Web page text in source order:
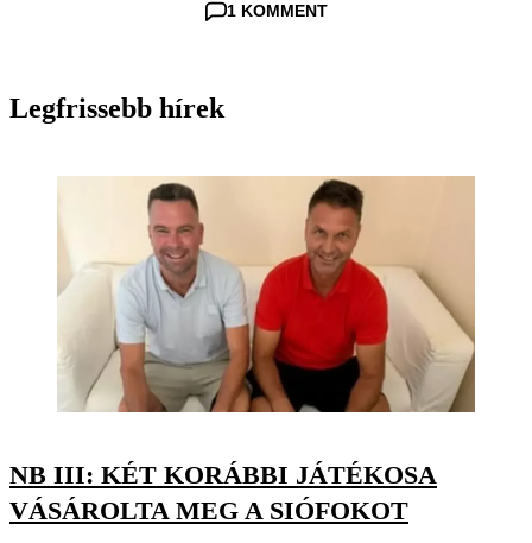
1 KOMMENT
Legfrissebb hírek
NB III: KÉT KORÁBBI JÁTÉKOSA
VÁSÁROLTA MEG A SIÓFOKOT